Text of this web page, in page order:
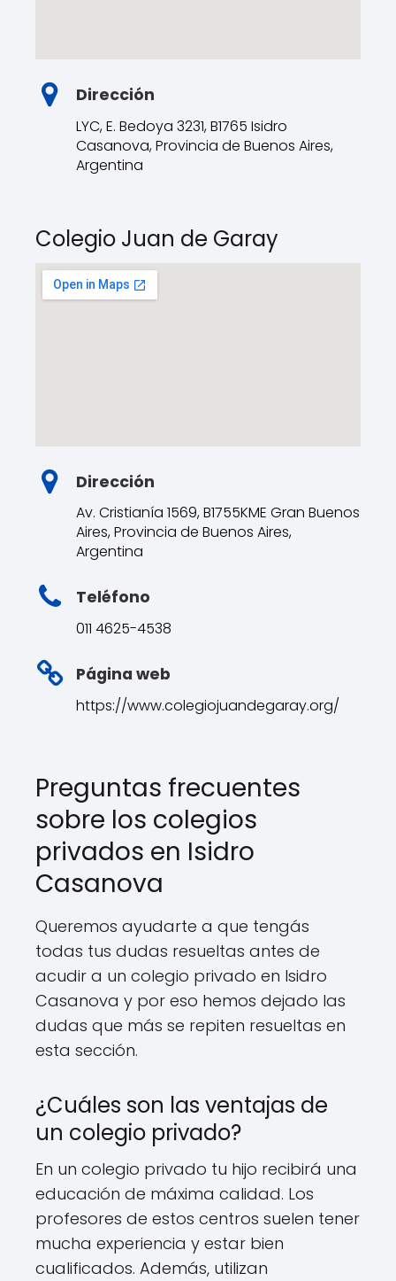
Dirección
LYC, E. Bedoya 3231, B1765 Isidro
Casanova, Provincia de Buenos Aires,
Argentina
Colegio Juan de Garay
Dirección
Av. Cristianía 1569, B1755KME Gran Buenos
Aires, Provincia de Buenos Aires,
Argentina
Teléfono
011 4625-4538
Página web
https://www.colegiojuandegaray.org/
Preguntas frecuentes
sobre los colegios
privados en Isidro
Casanova
Queremos ayudarte a que tengás
todas tus dudas resueltas antes de
acudir a un colegio privado en Isidro
Casanova y por eso hemos dejado las
dudas que más se repiten resueltas en
esta sección.
¿Cuáles son las ventajas de
un colegio privado?
En un colegio privado tu hijo recibirá una
educación de máxima calidad. Los
profesores de estos centros suelen tener
mucha experiencia y estar bien
cualificados. Además, utilizan